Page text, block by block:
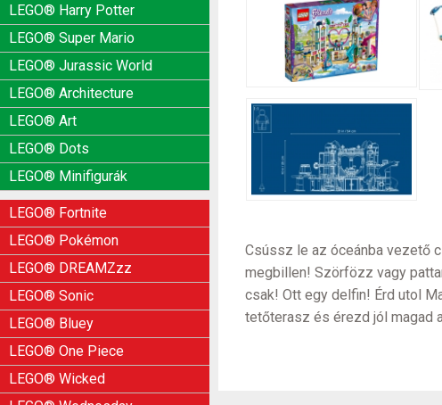
LEGO® Harry Potter
LEGO® Super Mario
LEGO® Jurassic World
LEGO® Architecture
LEGO® Art
LEGO® Dots
LEGO® Minifigurák
LEGO® Fortnite
LEGO® Pokémon
LEGO® DREAMZzz
LEGO® Sonic
LEGO® Bluey
LEGO® One Piece
LEGO® Wicked
Csússz le az óceánba vezető
megbillen! Szörfözz vagy
csak! Ott egy delfin! Érd utol
tetőterasz és érezd jól magad